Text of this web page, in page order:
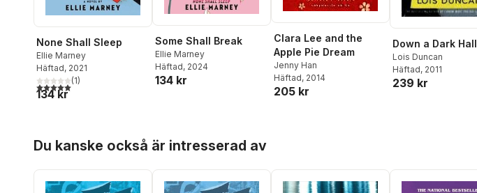
None Shall Sleep
Ellie Marney
Häftad, 2021
5,0utav 5 stjärnor. Totalt antal röster:
(1)
134 kr
Some Shall Break
Ellie Marney
Häftad, 2024
134 kr
Clara Lee and the
Apple Pie Dream
Jenny Han
Häftad, 2014
205 kr
Down a Dark Hall
Lois Duncan
Häftad, 2011
239 kr
Du kanske också är intresserad av